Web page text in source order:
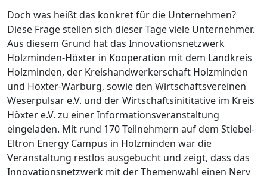
Doch was heißt das konkret für die Unternehmen?
Diese Frage stellen sich dieser Tage viele Unternehmer.
Aus diesem Grund hat das Innovationsnetzwerk
Holzminden-Höxter in Kooperation mit dem Landkreis
Holzminden, der Kreishandwerkerschaft Holzminden
und Höxter-Warburg, sowie den Wirtschaftsvereinen
Weserpulsar e.V. und der Wirtschaftsinititative im Kreis
Höxter e.V. zu einer Informationsveranstaltung
eingeladen. Mit rund 170 Teilnehmern auf dem Stiebel-
Eltron Energy Campus in Holzminden war die
Veranstaltung restlos ausgebucht und zeigt, dass das
Innovationsnetzwerk mit der Themenwahl einen Nerv